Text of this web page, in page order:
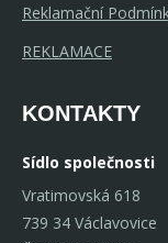
Reklamační
REKLAMACE
KONTAKTY
Sídlo společnosti
Vratimovská 618
739 34 Václavovice